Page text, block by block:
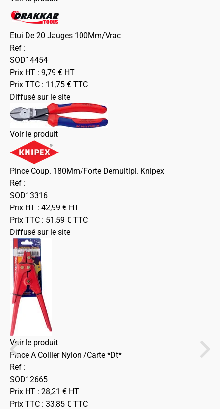
Etui De 20 Jauges 100Mm/Vrac
Ref :
SOD14454
Prix HT : 9,79 € HT
Prix TTC : 11,75 € TTC
Diffusé sur le site
Voir le produit
Pince Coup. 180Mm/Forte Demultipl. Knipex
Ref :
SOD13316
Prix HT : 42,99 € HT
Prix TTC : 51,59 € TTC
Diffusé sur le site
Voir le produit
Pince A Collier Nylon /Carte *Dt*
Ref :
SOD12665
Prix HT : 28,21 € HT
Prix TTC : 33,85 € TTC